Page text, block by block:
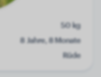
50 kg
8 Jahre, 8 Monate
Rüde